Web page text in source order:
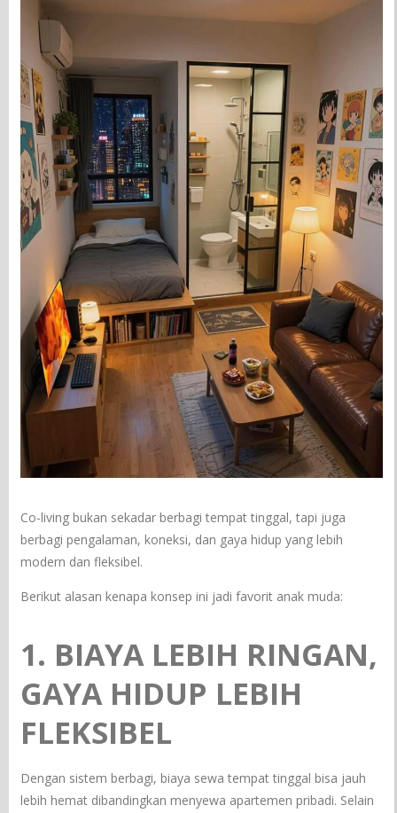
Co-living bukan sekadar berbagi tempat tinggal, tapi juga
berbagi pengalaman, koneksi, dan gaya hidup yang lebih
modern dan fleksibel.
Berikut alasan kenapa konsep ini jadi favorit anak muda:
1. BIAYA LEBIH RINGAN,
GAYA HIDUP LEBIH
FLEKSIBEL
Dengan sistem berbagi, biaya sewa tempat tinggal bisa jauh
lebih hemat dibandingkan menyewa apartemen pribadi. Selain